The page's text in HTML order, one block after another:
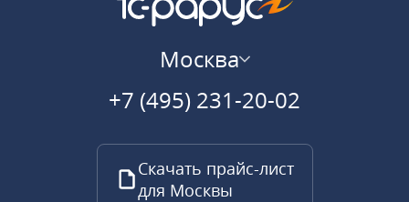
Москва
+7 (495) 231-20-02
Скачать прайс-лист
для Москвы